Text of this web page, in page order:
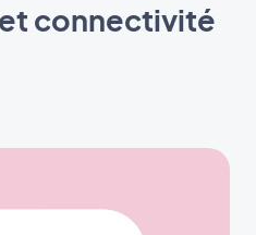
connectivité